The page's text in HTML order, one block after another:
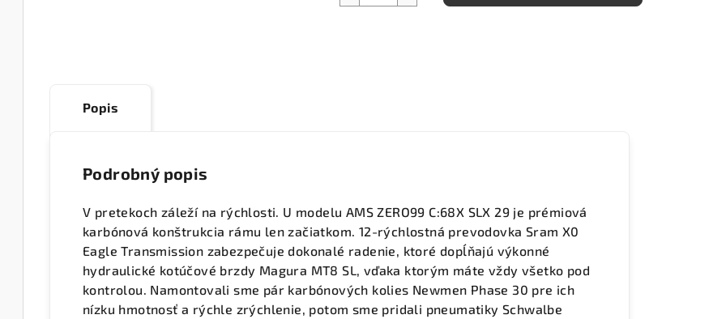
Popis
Podrobný popis
V pretekoch záleží na rýchlosti. U modelu AMS ZERO99 C:68X SLX 29 je prémiová
karbónová konštrukcia rámu len začiatkom. 12-rýchlostná prevodovka Sram X0
Eagle Transmission zabezpečuje dokonalé radenie, ktoré dopĺňajú výkonné
hydraulické kotúčové brzdy Magura MT8 SL, vďaka ktorým máte vždy všetko pod
kontrolou. Namontovali sme pár karbónových kolies Newmen Phase 30 pre ich
nízku hmotnosť a rýchle zrýchlenie, potom sme pridali pneumatiky Schwalbe